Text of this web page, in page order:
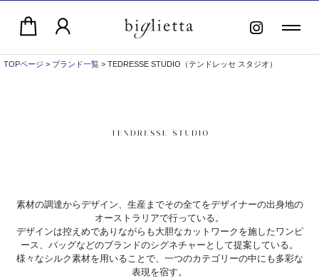
TOPページ > ブランド一覧 > TEDRESSE STUDIO（テンドレッセ スタジオ）
素材の調達からデザイン、生産までその全てをデザイナーの出身地の
オーストラリアで行っている。
デザインは控えめでありながらも大胆なカットワークを施したワンピ
ース、バッグなどのブランドのシグネチャーとして提案している。
様々なシルク素材を用いることで、一つのカテゴリーの中にも多彩な
表現を宿す。